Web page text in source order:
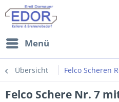
Menü
Übersicht Felco Scheren
Felco Schere Nr. 7